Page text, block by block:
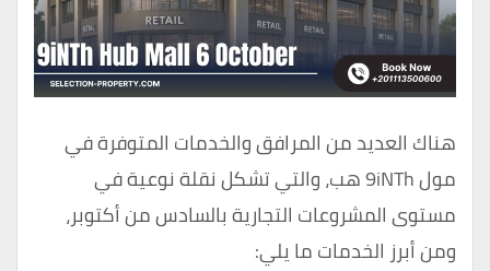
هناك العديد من المرافق والخدمات المتوفرة في
مول 9iNTh هب، والتي تشكل نقلة نوعية في
مستوى المشروعات التجارية بالسادس من أكتوبر،
ومن أبرز الخدمات ما يلي: